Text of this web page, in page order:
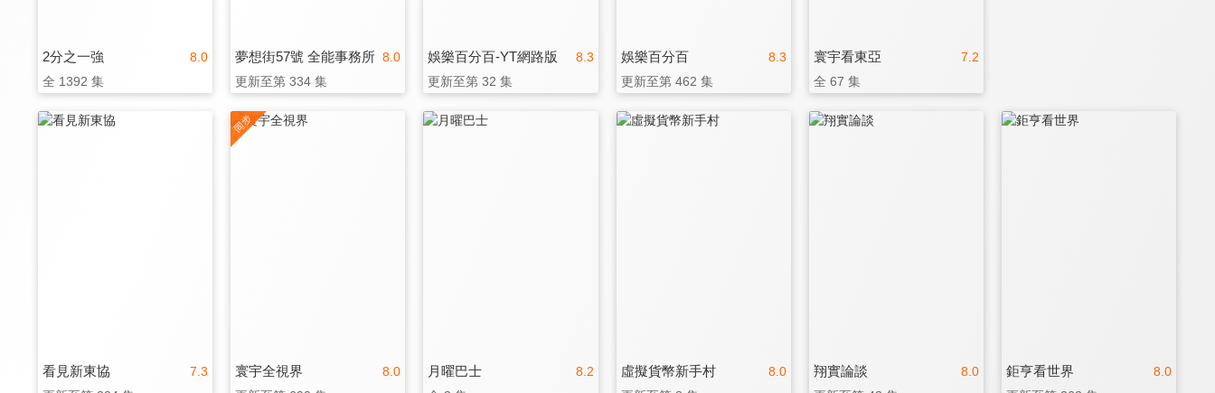
8.0
2分之一強
全 1392 集
8.0
夢想街57號 全能事務所
更新至第 334 集
8.3
娛樂百分百-YT網路版
更新至第 32 集
8.3
娛樂百分百
更新至第 462 集
7.2
寰宇看東亞
全 67 集
7.3
看見新東協 8.0
寰宇全視界 8.2
月曜巴士 8.0
虛擬貨幣新手村 8.0
翔實論談 8.0
鉅亨看世界